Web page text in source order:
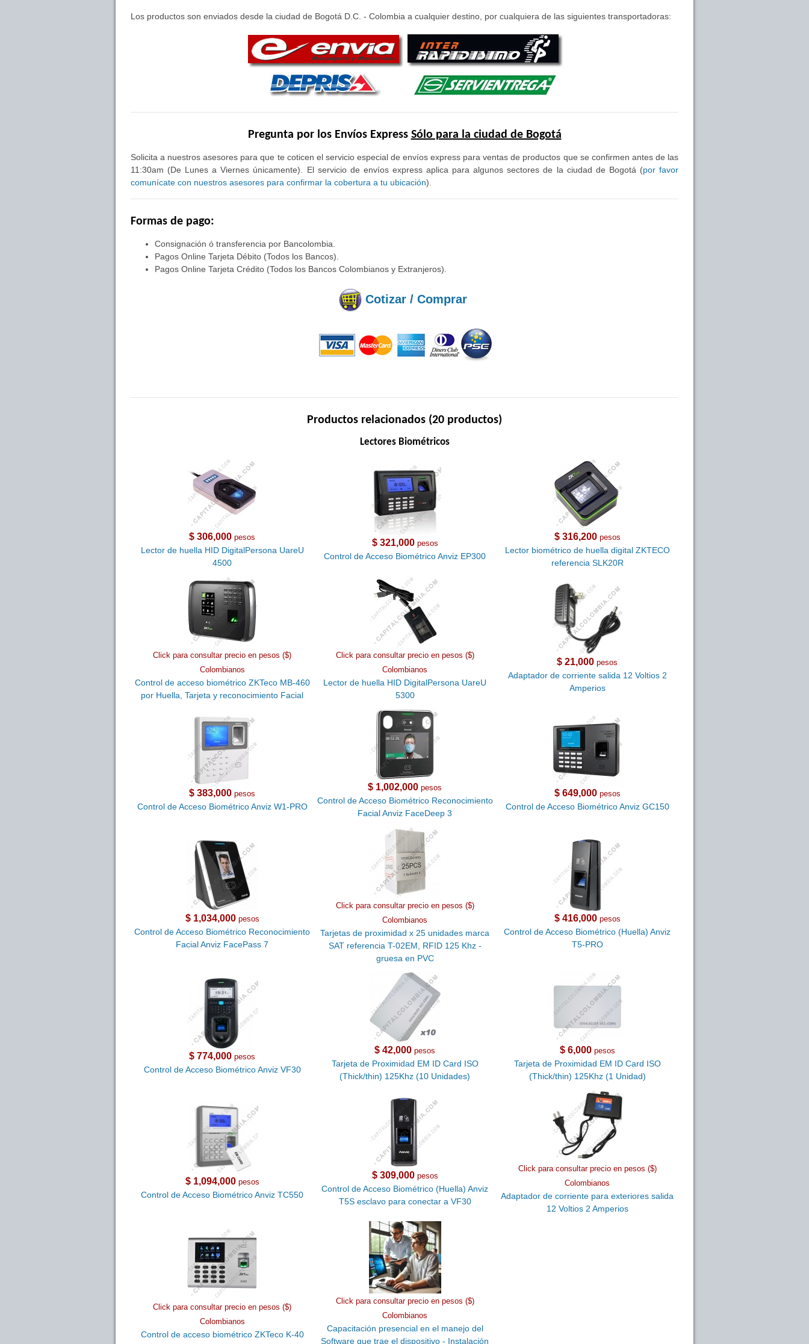
Los productos son enviados desde la ciudad de Bogotá D.C. - Colombia a cualquier destino, por cualquiera de las siguientes transportadoras:
Pregunta por los Envíos Express Sólo para la ciudad de Bogotá
Solicita a nuestros asesores para que te coticen el servicio especial de envíos express para ventas de productos que se confirmen antes de las
11:30am (De Lunes a Viernes únicamente). El servicio de envíos express aplica para algunos sectores de la ciudad de Bogotá (por favor
comunícate con nuestros asesores para confirmar la cobertura a tu ubicación).
Formas de pago:
Consignación ó transferencia por Bancolombia.
Pagos Online Tarjeta Débito (Todos los Bancos).
Pagos Online Tarjeta Crédito (Todos los Bancos Colombianos y Extranjeros).
Cotizar / Comprar
Productos relacionados (20 productos)
Lectores Biométricos
$ 306,000 pesos
Lector de huella HID DigitalPersona UareU
4500
$ 321,000pesos
Control de Acceso Biométrico Anviz EP300
$ 316,200pesos
Lector biométrico de huella digital ZKTECO
referencia SLK20R
Click para consultar precio en pesos ($)
Colombianos
Control de acceso biométrico ZKTeco MB-460
por Huella, Tarjeta y reconocimiento Facial
Click para consultar precio en pesos ($)
Colombianos
Lector de huella HID DigitalPersona UareU
5300
$ 21,000 pesos
Adaptador de corriente salida 12 Voltios 2
Amperios
$ 383,000 pesos
Control de Acceso Biométrico Anviz W1-PRO
$ 1,002,000 pesos
Control de Acceso Biométrico Reconocimiento
Facial Anviz FaceDeep 3
$ 649,000pesos
Control de Acceso Biométrico Anviz GC150
$ 1,034,000pesos
Control de Acceso Biométrico Reconocimiento
Facial Anviz FacePass 7
Click para consultar precio en pesos ($)
Colombianos
Tarjetas de proximidad x 25 unidades marca
SAT referencia T-02EM, RFID 125 Khz -
gruesa en PVC
$ 416,000pesos
Control de Acceso Biométrico (Huella) Anviz
T5-PRO
$ 774,000 pesos
Control de Acceso Biométrico Anviz VF30
$ 42,000 pesos
Tarjeta de Proximidad EM ID Card ISO
(Thick/thin) 125Khz (10 Unidades)
$ 6,000pesos
Tarjeta de Proximidad EM ID Card ISO
(Thick/thin) 125Khz (1 Unidad)
$ 1,094,000pesos
Control de Acceso Biométrico Anviz TC550
$ 309,000pesos
Control de Acceso Biométrico (Huella) Anviz
T5S esclavo para conectar a VF30
Click para consultar precio en pesos ($)
Colombianos
Adaptador de corriente para exteriores salida
12 Voltios 2 Amperios
Click para consultar precio en pesos ($)
Colombianos
Control de acceso biométrico ZKTeco K-40
Click para consultar precio en pesos ($)
Colombianos
Capacitación presencial en el manejo del
Software que trae el dispositivo - Instalación